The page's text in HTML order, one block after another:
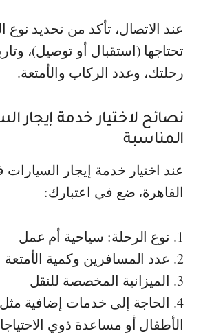
عند الاتصال، تأكد من تحديد نوع
تحتاجها (استقبال أو توصيل)،
رحلتك، وعدد الركاب والأمتعة.
نصائح لاختيار خدمة إيجار
المناسبة
عند اختيار خدمة إيجار
القاهرة، ضع في اعتبارك:
1. نوع الرحلة: سياحية أم عمل
2. عدد المسافرين وكمية الأمتعة
3. الميزانية المخصصة للنقل
4. الحاجة إلى خدمات إضافية
الأطفال أو مساعدة ذوي